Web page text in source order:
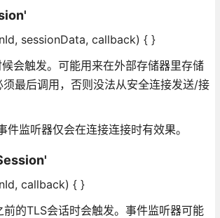
sessionData, callback) { }
会触发。可能用来在外部存储器里存储
最后调用，否则没法从安全连接发送/接
件监听器仅会在连接连接时有效果。
callback) { }
前的TLS会话时会触发。事件监听器可能